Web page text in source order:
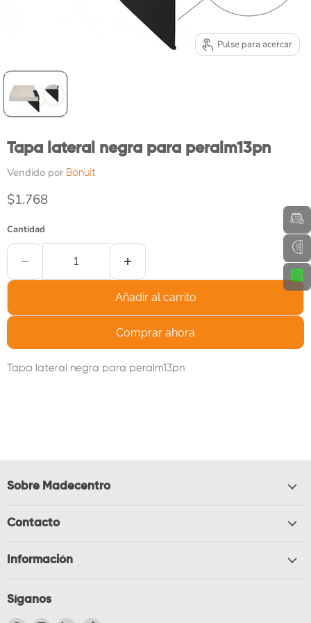
Pulse para acercar
Tapa lateral negra para peralm13pn
Vendido por Bonuit
Precio actual
$1.768
Cantidad
Añadir al carrito
Comprar ahora
Tapa lateral negra para peralm13pn
Sobre Madecentro
Contacto
Información
Síganos